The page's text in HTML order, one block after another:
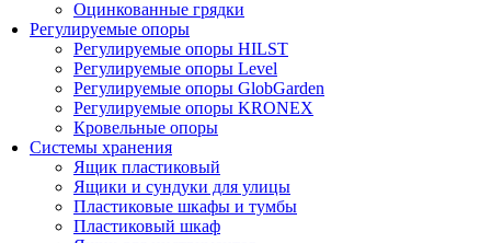
Оцинкованные грядки
Регулируемые опоры
Регулируемые опоры HILST
Регулируемые опоры Level
Регулируемые опоры GlobGarden
Регулируемые опоры KRONEX
Кровельные опоры
Системы хранения
Ящик пластиковый
Ящики и сундуки для улицы
Пластиковые шкафы и тумбы
Пластиковый шкаф